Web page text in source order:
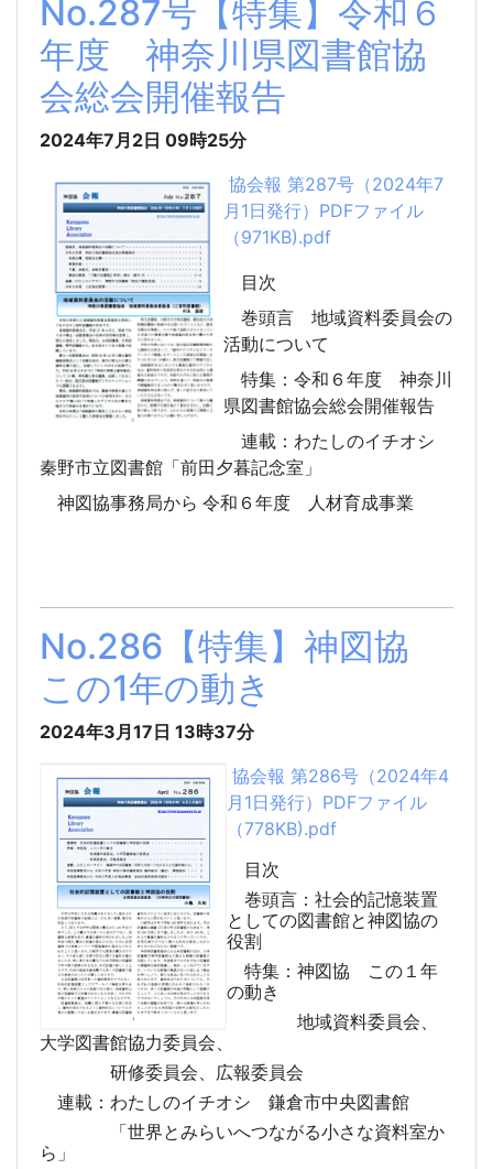
No.287号【特集】令和６
年度 神奈川県図書館協
会総会開催報告
2024年7月2日 09時25分
協会報 第287号（2024年7
月1日発行）PDFファイル
（971KB).pdf
目次
巻頭言 地域資料委員会の
活動について
特集：令和６年度 神奈川
県図書館協会総会開催報告
連載：わたしのイチオシ
秦野市立図書館「前田夕暮記念室」
神図協事務局から 令和６年度 人材育成事業
No.286【特集】神図協
この1年の動き
2024年3月17日 13時37分
協会報 第286号（2024年4
月1日発行）PDFファイル
（778KB).pdf
目次
巻頭言：社会的記憶装置
としての図書館と神図協の
役割
特集：神図協 この１年
の動き
地域資料委員会、
大学図書館協力委員会、
研修委員会、広報委員会
連載：わたしのイチオシ 鎌倉市中央図書館
「世界とみらいへつながる小さな資料室か
ら」